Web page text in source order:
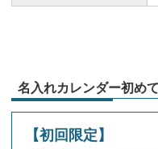
名入れカレンダー初め
【初回限定】